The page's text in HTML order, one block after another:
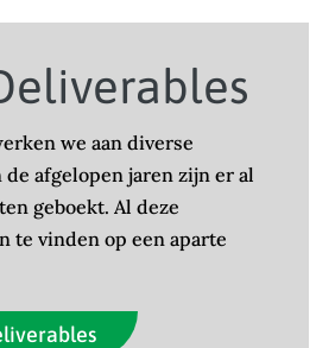
we aan diverse
afgelopen jaren zijn er al
geboekt. Al deze
te vinden op een aparte